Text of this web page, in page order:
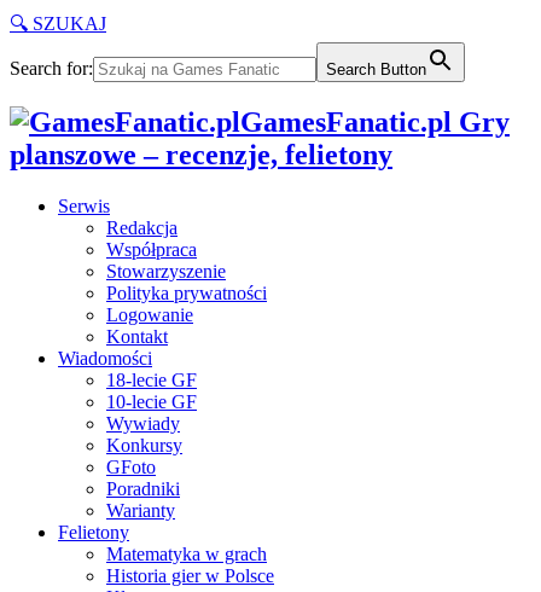
🔍 SZUKAJ
Search for: Search Button
GamesFanatic.pl Gry
planszowe – recenzje, felietony
Serwis
Redakcja
Współpraca
Stowarzyszenie
Polityka prywatności
Logowanie
Kontakt
Wiadomości
18-lecie GF
10-lecie GF
Wywiady
Konkursy
GFoto
Poradniki
Warianty
Felietony
Matematyka w grach
Historia gier w Polsce